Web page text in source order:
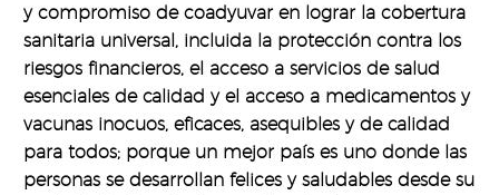
y compromiso de coadyuvar en lograr la cobertura
sanitaria universal, incluida la protección contra los
riesgos financieros, el acceso a servicios de salud
esenciales de calidad y el acceso a medicamentos y
vacunas inocuos, eficaces, asequibles y de calidad
para todos; porque un mejor país es uno donde las
personas se desarrollan felices y saludables desde su